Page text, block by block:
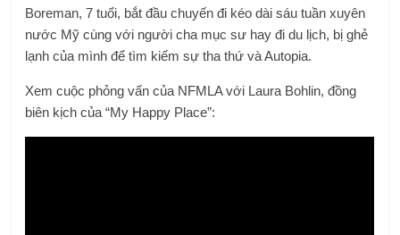
Boreman, 7 tuổi, bắt đầu chuyến đi kéo dài sáu tuần xuyên
nước Mỹ cùng với người cha mục sư hay đi du lịch, bị ghẻ
lạnh của mình để tìm kiếm sự tha thứ và Autopia.
Xem cuộc phỏng vấn của NFMLA với Laura Bohlin, đồng
biên kịch của “My Happy Place”: